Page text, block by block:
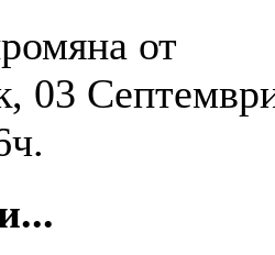
от
03